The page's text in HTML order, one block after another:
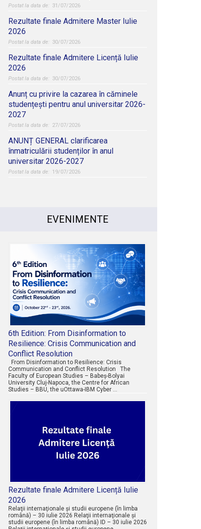
31/07/2026
Rezultate finale Admitere Master Iulie
2026
30/07/2026
Rezultate finale Admitere Licență Iulie
2026
30/07/2026
Anunț cu privire la cazarea în căminele
studențești pentru anul universitar 2026-
2027
27/07/2026
ANUNȚ GENERAL clarificarea
înmatriculării studenților în anul
universitar 2026-2027
19/07/2026
EVENIMENTE
6th Edition: From Disinformation to
Resilience: Crisis Communication and
Conflict Resolution
From Disinformation to Resilience: Crisis
Communication and Conflict Resolution The
Faculty of European Studies – Babeș-Bolyai
University Cluj-Napoca, the Centre for African
Studies – BBU, the uOttawa-IBM Cyber …
Rezultate finale Admitere Licență Iulie
2026
Relaţii internaţionale şi studii europene (în limba
română) – 30 iulie 2026 Relaţii internaţionale şi
studii europene (în limba română) ID – 30 iulie 2026